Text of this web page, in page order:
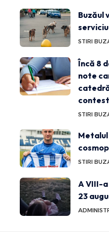
Buzăul
STIRI
Încă 8
note
STIRI
STIRI
A VIII-
23